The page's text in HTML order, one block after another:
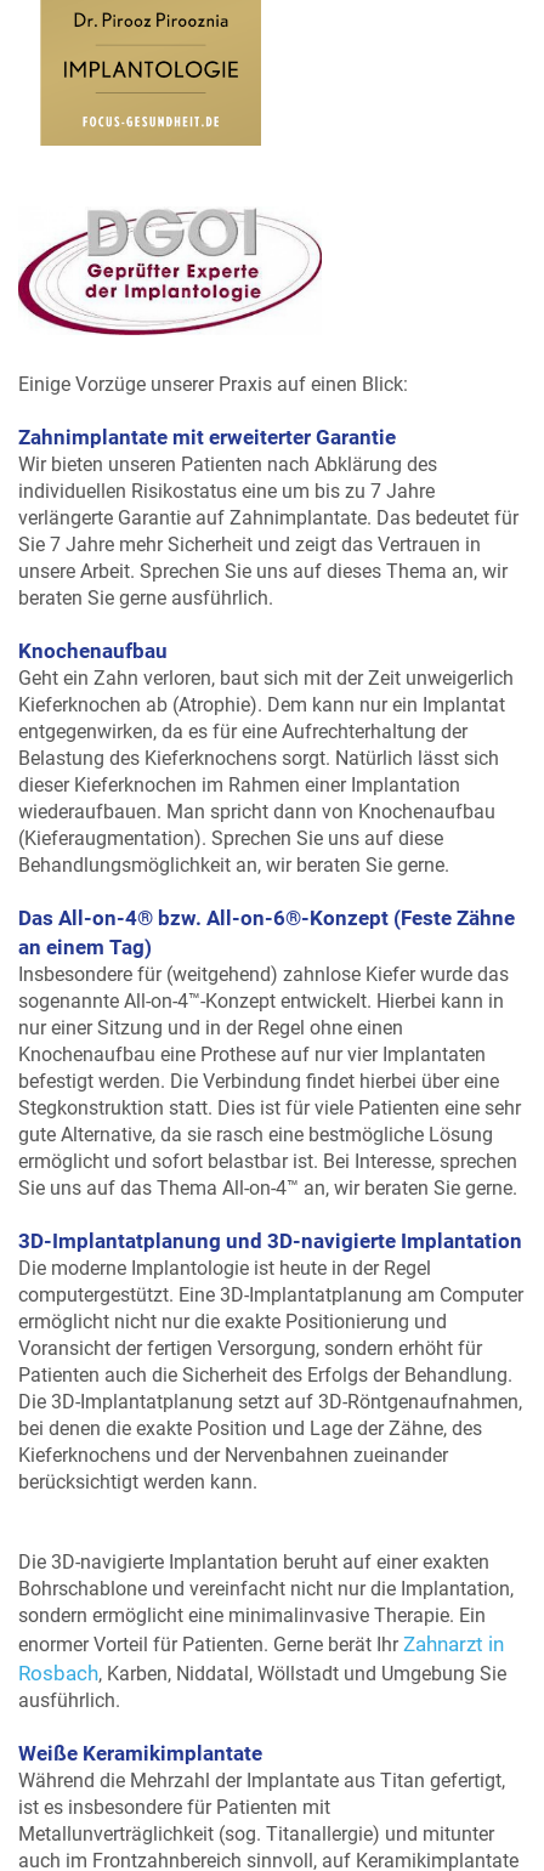
Einige Vorzüge unserer Praxis auf einen Blick:
Zahnimplantate mit erweiterter Garantie
Wir bieten unseren Patienten nach Abklärung des
individuellen Risikostatus eine um bis zu 7 Jahre
verlängerte Garantie auf Zahnimplantate. Das bedeutet für
Sie 7 Jahre mehr Sicherheit und zeigt das Vertrauen in
unsere Arbeit. Sprechen Sie uns auf dieses Thema an, wir
beraten Sie gerne ausführlich.
Knochenaufbau
Geht ein Zahn verloren, baut sich mit der Zeit unweigerlich
Kieferknochen ab (Atrophie). Dem kann nur ein Implantat
entgegenwirken, da es für eine Aufrechterhaltung der
Belastung des Kieferknochens sorgt. Natürlich lässt sich
dieser Kieferknochen im Rahmen einer Implantation
wiederaufbauen. Man spricht dann von Knochenaufbau
(Kieferaugmentation). Sprechen Sie uns auf diese
Behandlungsmöglichkeit an, wir beraten Sie gerne.
Das All-on-4® bzw. All-on-6®-Konzept (Feste Zähne
an einem Tag)
Insbesondere für (weitgehend) zahnlose Kiefer wurde das
sogenannte All-on-4™-Konzept entwickelt. Hierbei kann in
nur einer Sitzung und in der Regel ohne einen
Knochenaufbau eine Prothese auf nur vier Implantaten
befestigt werden. Die Verbindung findet hierbei über eine
Stegkonstruktion statt. Dies ist für viele Patienten eine sehr
gute Alternative, da sie rasch eine bestmögliche Lösung
ermöglicht und sofort belastbar ist. Bei Interesse, sprechen
Sie uns auf das Thema All-on-4™ an, wir beraten Sie gerne.
3D-Implantatplanung und 3D-navigierte Implantation
Die moderne Implantologie ist heute in der Regel
computergestützt. Eine 3D-Implantatplanung am Computer
ermöglicht nicht nur die exakte Positionierung und
Voransicht der fertigen Versorgung, sondern erhöht für
Patienten auch die Sicherheit des Erfolgs der Behandlung.
Die 3D-Implantatplanung setzt auf 3D-Röntgenaufnahmen,
bei denen die exakte Position und Lage der Zähne, des
Kieferknochens und der Nervenbahnen zueinander
berücksichtigt werden kann.
Die 3D-navigierte Implantation beruht auf einer exakten
Bohrschablone und vereinfacht nicht nur die Implantation,
sondern ermöglicht eine minimalinvasive Therapie. Ein
enormer Vorteil für Patienten. Gerne berät IhrZahnarzt in
Rosbach, Karben, Niddatal, Wöllstadt und Umgebung Sie
ausführlich.
Weiße Keramikimplantate
Während die Mehrzahl der Implantate aus Titan gefertigt,
ist es insbesondere für Patienten mit
Metallunverträglichkeit (sog. Titanallergie) und mitunter
auch im Frontzahnbereich sinnvoll, auf Keramikimplantate